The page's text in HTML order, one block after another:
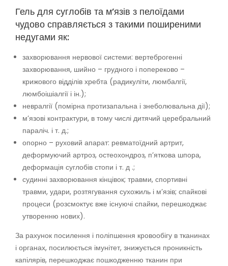
Гель для суглобів та м’язів з пелоїдами
чудово справляється з такими поширеними
недугами як:
захворювання нервової системи: вертеброгенні
захворювання, шийно – грудного і попереково –
крижового відділів хребта (радикуліти, люмбалгії,
люмбоішіалгії і ін.);
невралгії (помірна протизапальна і знеболювальна дії);
м’язові контрактури, в тому числі дитячий церебральний
параліч. і т. д.;
опорно – руховий апарат: ревматоїдний артрит,
деформуючий артроз, остеохондроз, п’яткова шпора,
деформація суглобів стопи і т. д .;
судинні захворювання кінцівок; травми, спортивні
травми, удари, розтягування сухожиль і м’язів; спайкові
процеси (розсмоктує вже існуючі спайки, перешкоджає
утворенню нових).
За рахунок посилення і поліпшення кровообігу в тканинах
і органах, посилюється імунітет, знижується проникність
капілярів, перешкоджає пошкодженню тканин при